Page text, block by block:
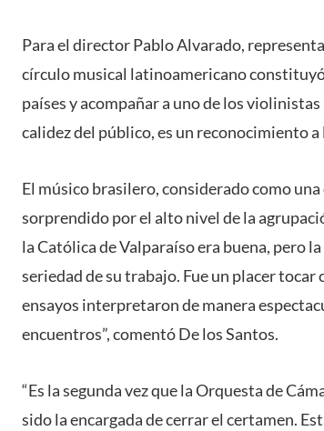
Para el director Pablo Alvarado,
círculo musical latinoamericano
países y acompañar a uno de los
calidez del público, es un reconocimiento
El músico brasilero, considerado como
sorprendido por el alto nivel de la
la Católica de Valparaíso era buena, pero
seriedad de su trabajo. Fue un placer tocar
ensayos interpretaron de manera
encuentros”, comentó De los Santos.
“Es la segunda vez que la Orquesta de
sido la encargada de cerrar el certamen.